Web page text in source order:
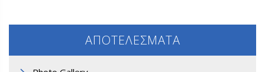
ΑΠΟΤΕΛΕΣΜΑΤΑ